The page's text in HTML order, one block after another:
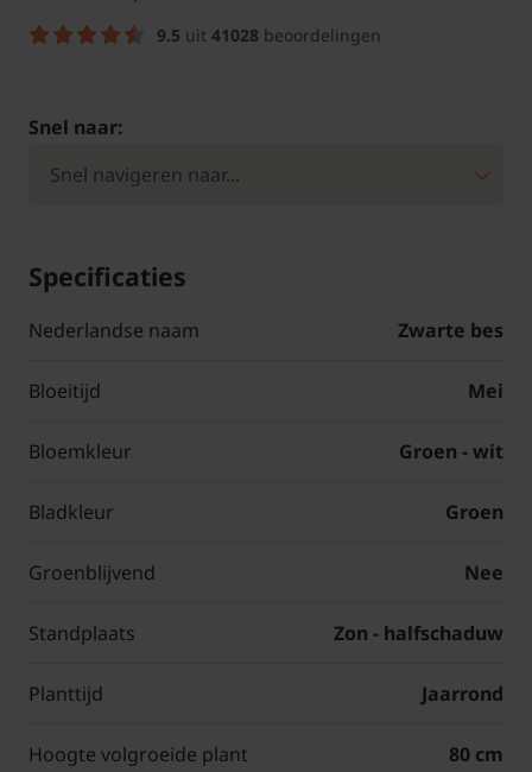
9.5 uit 41028 beoordelingen
Snel naar:
Specificaties
Nederlandse naam Zwarte bes
Bloeitijd Mei
Bloemkleur Groen - wit
Bladkleur Groen
Groenblijvend Nee
Standplaats Zon - halfschaduw
Planttijd Jaarrond
Hoogte volgroeide plant 80 cm